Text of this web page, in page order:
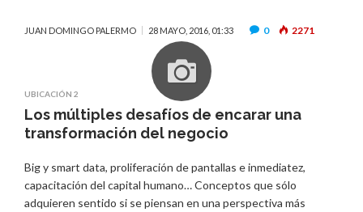
JUAN DOMINGO PALERMO 28 MAYO, 2016, 01:33 0 2271
UBICACIÓN 2
Los múltiples desafíos de encarar una
transformación del negocio
Big y smart data, proliferación de pantallas e inmediatez,
capacitación del capital humano… Conceptos que sólo
adquieren sentido si se piensan en una perspectiva más